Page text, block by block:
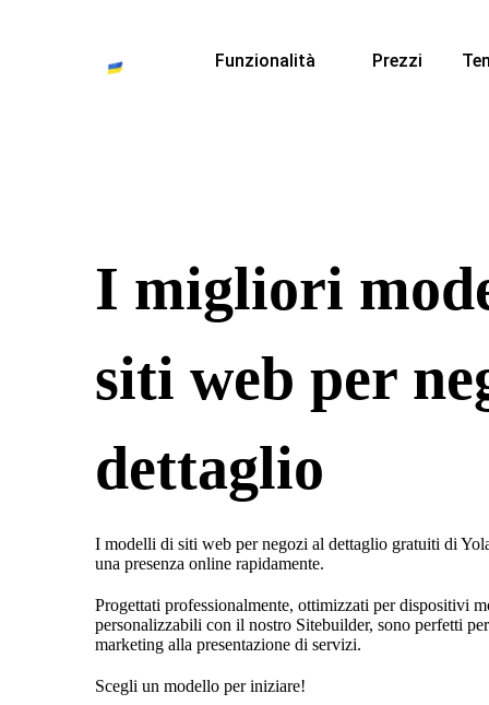
Funzionalità Prezzi
I migliori
siti web per
dettaglio
I modelli di siti web per negozi al dettaglio gratuiti di
una presenza online rapidamente.
Progettati professionalmente, ottimizzati per dispositivi
personalizzabili con il nostro Sitebuilder, sono perfetti
marketing alla presentazione di servizi.
Scegli un modello per iniziare!